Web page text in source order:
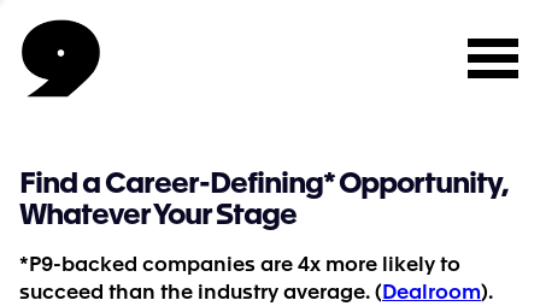
Find a Career-Defining* Opportunity,
Whatever Your Stage
*P9-backed companies are 4x more likely to
succeed than the industry average. ( Dealroom).